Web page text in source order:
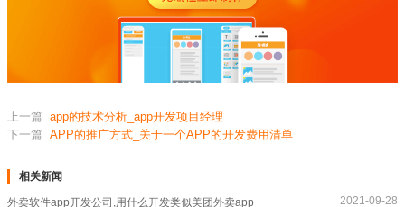
上一篇 app的技术分析_app开发项目经理
下一篇 APP的推广方式_关于一个APP的开发费用清单
相关新闻
外卖软件app开发公司,用什么开发类似美团外卖app 2021-09-28